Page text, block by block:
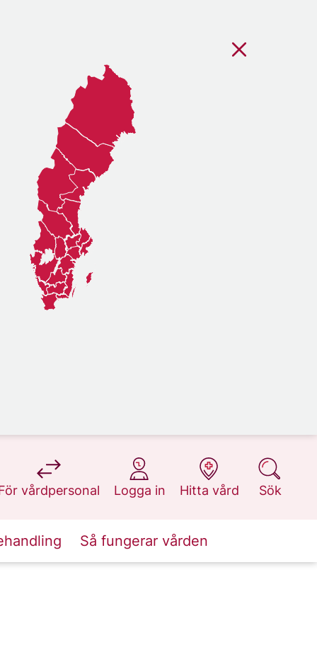
vårdpersonal
på 1177.se
Logga in
på 1177.se
Hitta vård
på 1177.se
Sök
på 1177.se
Så fungerar vården